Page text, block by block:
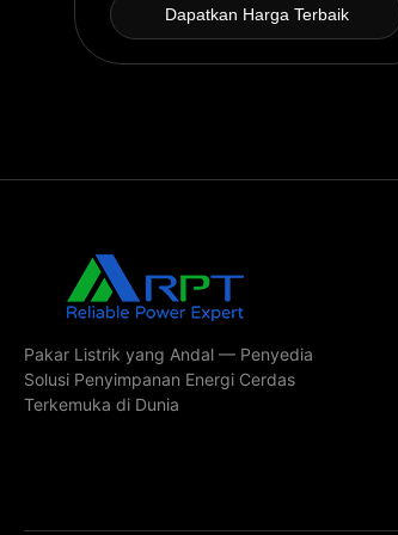
Dapatkan Harga Terbaik
Pakar Listrik yang Andal — Penyedia
Solusi Penyimpanan Energi Cerdas
Terkemuka di Dunia